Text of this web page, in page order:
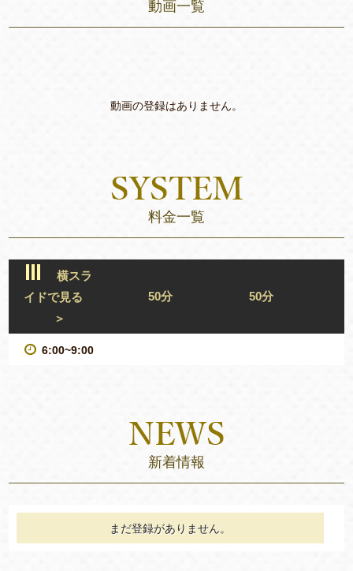
動画一覧
動画の登録はありません。
料金一覧
横スラ
イドで見る
＞
50分 50分
6:00~9:00
新着情報
まだ登録がありません。